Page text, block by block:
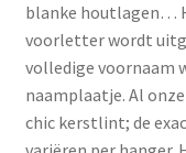
blanke houtlagen…
voorletter wordt
volledige voornaam
naamplaatje. Al
chic kerstlint; de